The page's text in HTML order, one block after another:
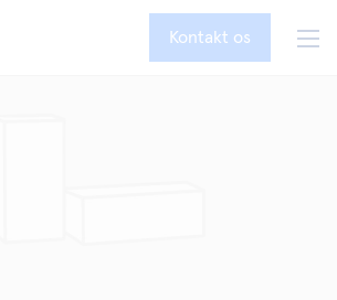
Kontakt os